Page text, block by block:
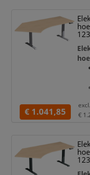
€ 1.041,85
€